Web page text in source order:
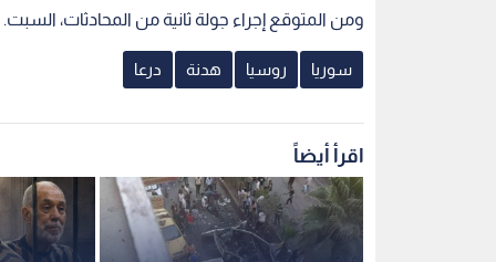
ومن المتوقع إجراء جولة ثانية من المحادثات، السبت.
سوريا روسيا هدنة درعا
اقرأ أيضاً